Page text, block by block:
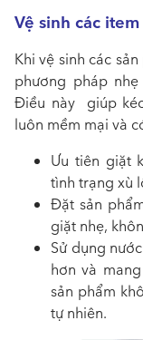
Vệ sinh các
Khi vệ sinh các
phương pháp
Điều này giúp
luôn mềm mại và
Ưu tiên giặt
tình trạng xù
Đặt sản
giặt nhẹ,
Sử dụng
hơn và
sản phẩm
tự nhiên.